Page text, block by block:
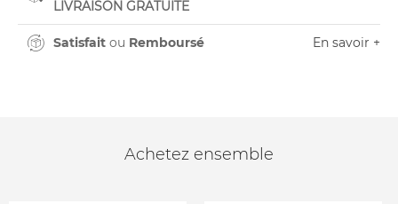
LIVRAISON GRATUITE
Satisfait ou Remboursé En savoir +
Achetez ensemble